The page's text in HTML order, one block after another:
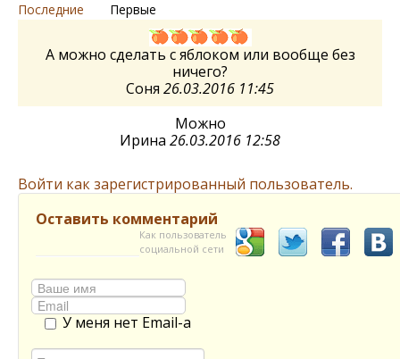
Последние Первые
А можно сделать с яблоком или вообще без
ничего?
Соня 26.03.2016 11:45
Можно
Ирина 26.03.2016 12:58
Войти как зарегистрированный пользователь.
Оставить комментарий
Как пользователь
социальной сети
У меня нет Email-а